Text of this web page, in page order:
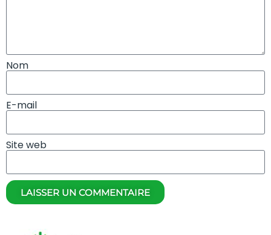
Nom
E-mail
Site web
LAISSER UN COMMENTAIRE